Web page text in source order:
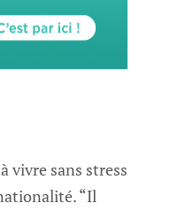
vivre sans stress
“Il